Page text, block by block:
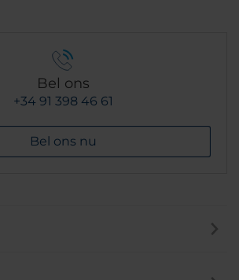
Bel ons
+34 91 398 46 61
Bel ons nu